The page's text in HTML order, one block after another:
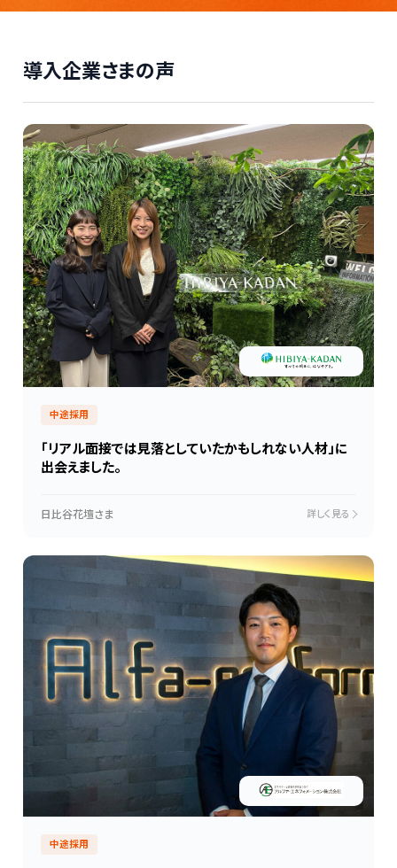
導入企業さまの声
中途採用
「リアル面接では見落としていたかもしれない人材」に
出会えました。
日比谷花壇さま 詳しく見る
中途採用